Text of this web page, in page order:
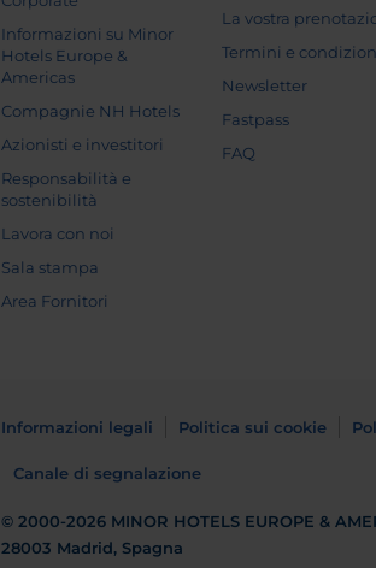
Informazioni su Minor
Hotels Europe &
Americas
Compagnie NH Hotels
Azionisti e investitori
Responsabilità e
sostenibilità
Lavora con noi
Sala stampa
Area Fornitori
La vostra
Termini e
Newsletter
Fastpass
FAQ
Informazioni legali Politica sui cookie
Canale di segnalazione
© 2000-2026 MINOR HOTELS EUROPE &
28003 Madrid, Spagna